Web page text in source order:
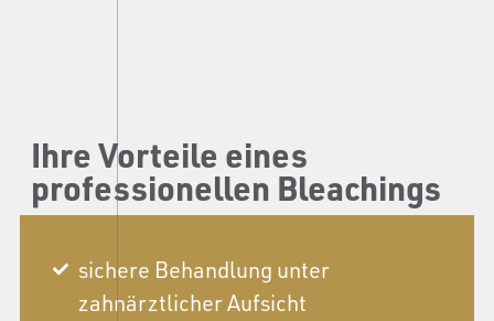
Ihre Vorteile eines
professionellen Bleachings
sichere Behandlung unter
zahnärztlicher Aufsicht